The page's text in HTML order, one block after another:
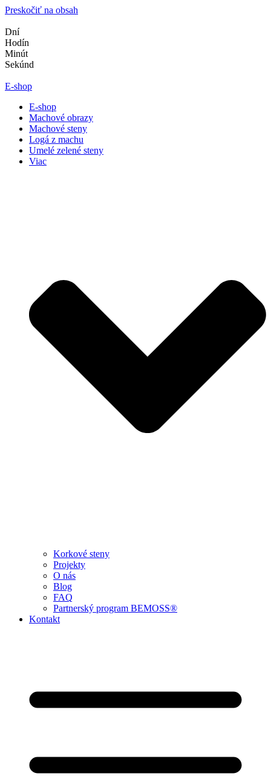
Preskočiť na obsah
Dní
Hodín
Minút
Sekúnd
E-shop
E-shop
Machové obrazy
Machové steny
Logá z machu
Umelé zelené steny
Viac
Korkové steny
Projekty
O nás
Blog
FAQ
Partnerský program BEMOSS®
Kontakt